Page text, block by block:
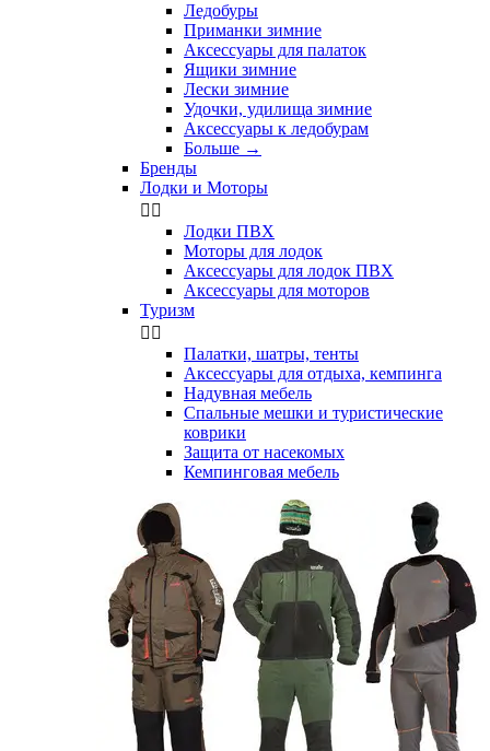
Ледобуры
Приманки зимние
Аксессуары для палаток
Ящики зимние
Лески зимние
Удочки, удилища зимние
Аксессуары к ледобурам
Больше →
Бренды
Лодки и Моторы
 
Лодки ПВХ
Моторы для лодок
Аксессуары для лодок ПВХ
Аксессуары для моторов
Туризм
 
Палатки, шатры, тенты
Аксессуары для отдыха, кемпинга
Надувная мебель
Спальные мешки и туристические
коврики
Защита от насекомых
Кемпинговая мебель